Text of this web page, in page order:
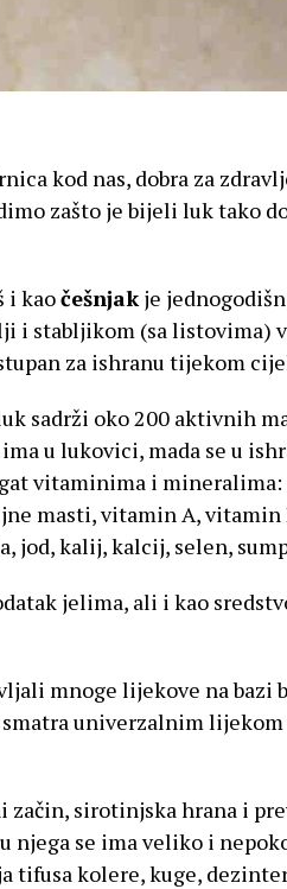
kod nas, dobra za
zašto je bijeli luk tako
i kaočešnjak je
i stabljikom (sa listovima)
za ishranu tijekom
sadrži oko 200 aktivnih
u lukovici, mada se u
vitaminima i mineralima:
masti, vitamin A, vitamin
jod, kalij, kalcij, selen,
jelima, ali i kao
mnoge lijekove na bazi
univerzalnim lijekom
začin, sirotinjska hrana i
njega se ima veliko i
tifusa kolere, kuge,